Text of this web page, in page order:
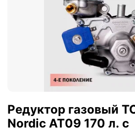
Редуктор газовый
Nordic AT09 170 л. с